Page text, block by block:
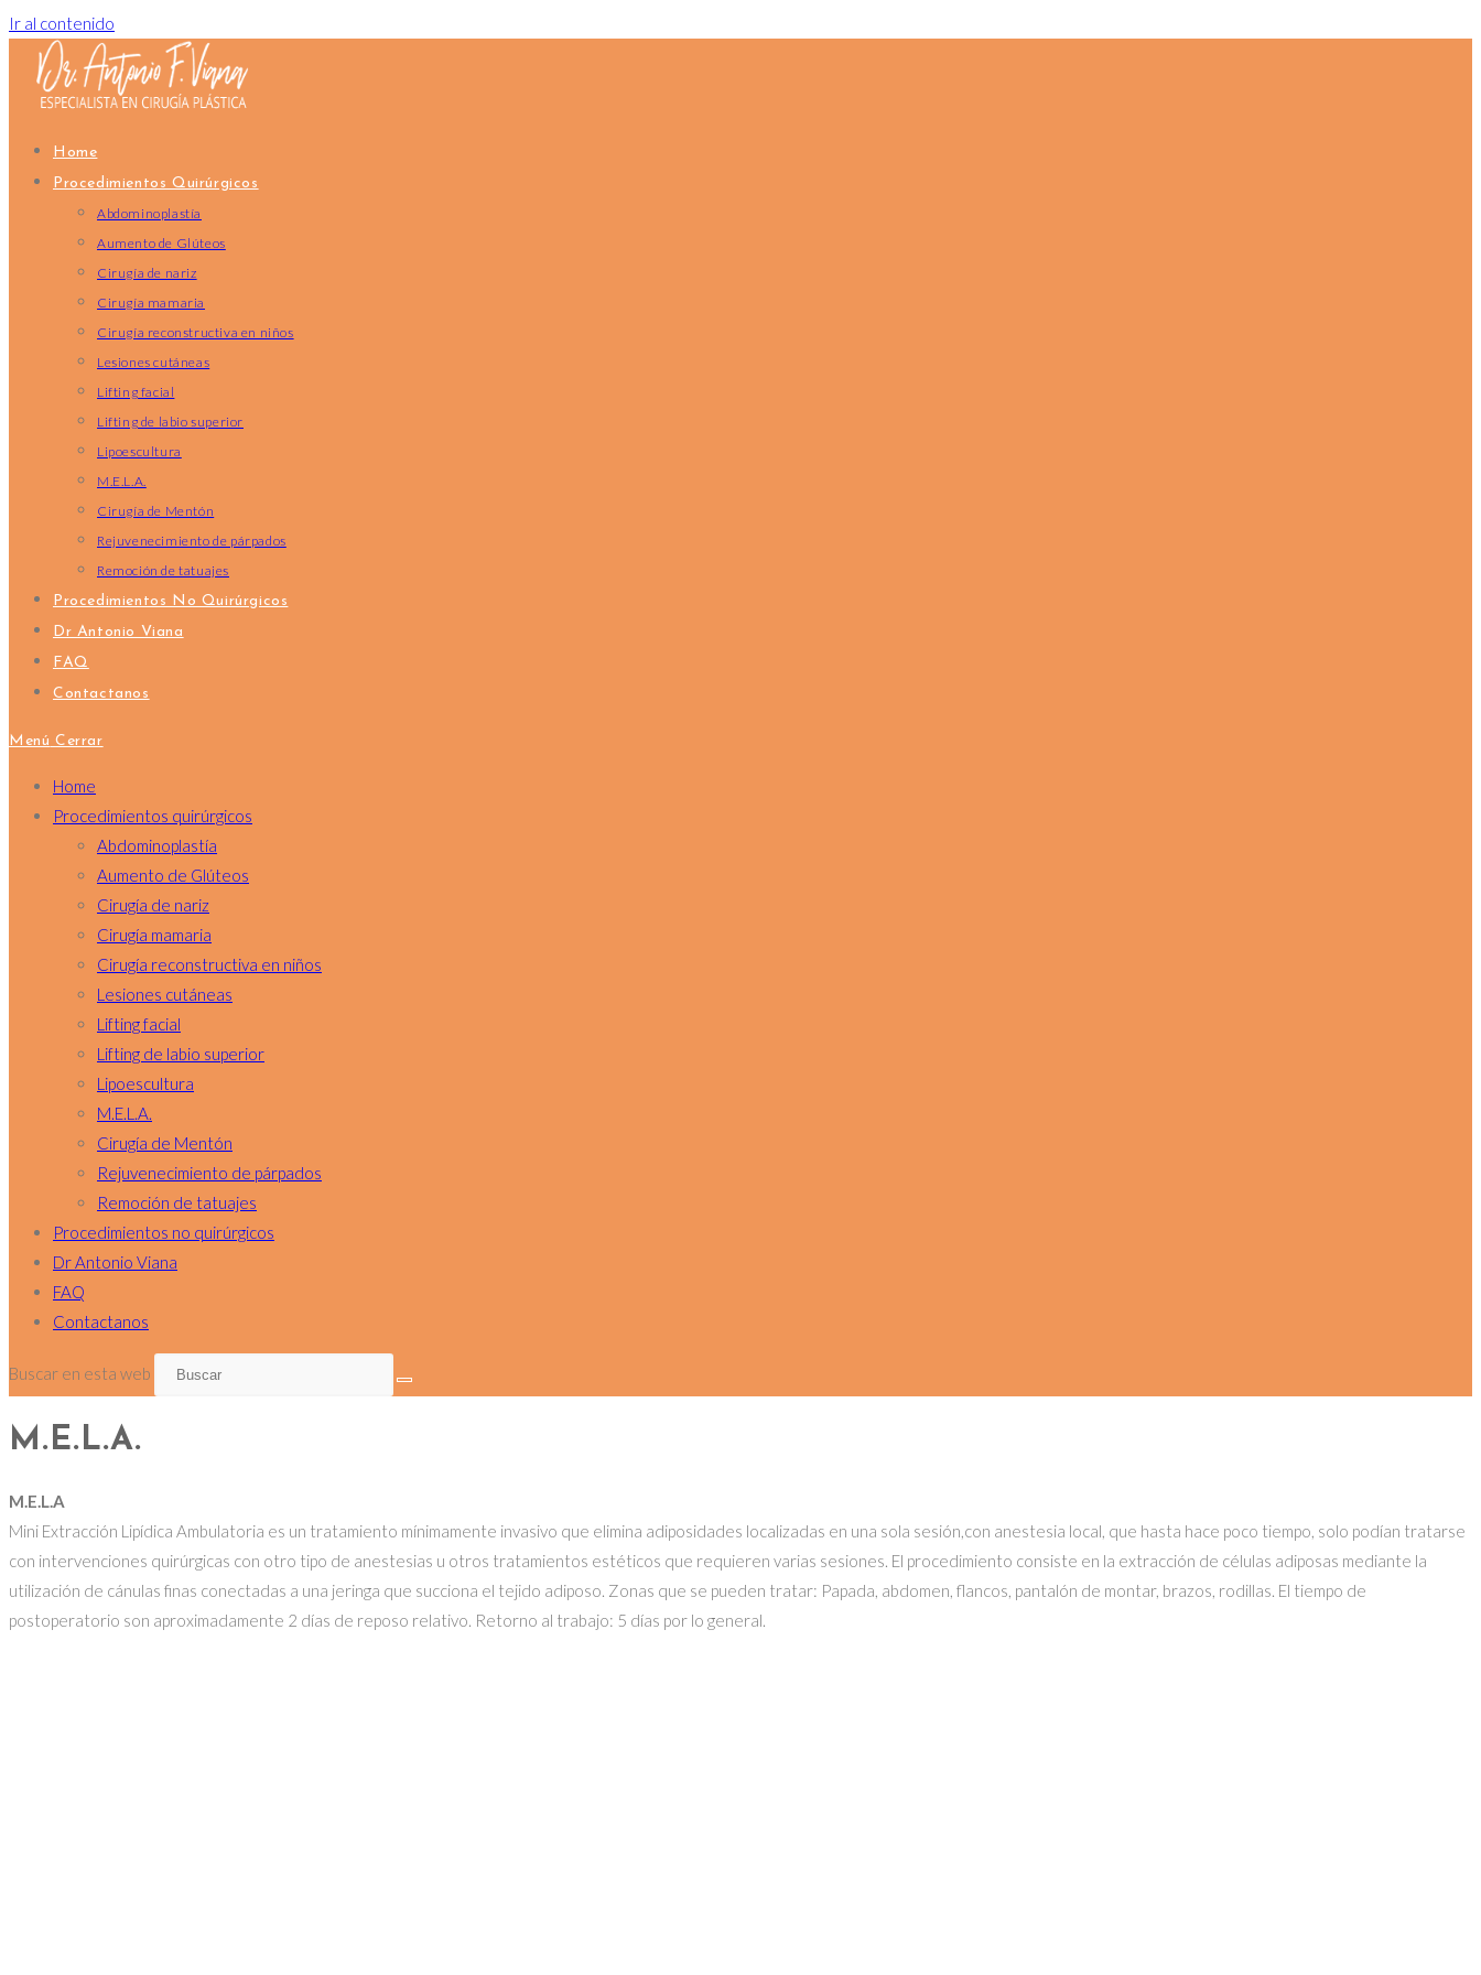
Ir al contenido
Home
Procedimientos Quirúrgicos
Abdominoplastía
Aumento de Glúteos
Cirugía de nariz
Cirugía mamaria
Cirugía reconstructiva en niños
Lesiones cutáneas
Lifting facial
Lifting de labio superior
Lipoescultura
M.E.L.A.
Cirugía de Mentón
Rejuvenecimiento de párpados
Remoción de tatuajes
Procedimientos No Quirúrgicos
Dr Antonio Viana
FAQ
Contactanos
Menú Cerrar
Home
Procedimientos quirúrgicos
Abdominoplastía
Aumento de Glúteos
Cirugía de nariz
Cirugía mamaria
Cirugía reconstructiva en niños
Lesiones cutáneas
Lifting facial
Lifting de labio superior
Lipoescultura
M.E.L.A.
Cirugía de Mentón
Rejuvenecimiento de párpados
Remoción de tatuajes
Procedimientos no quirúrgicos
Dr Antonio Viana
FAQ
Contactanos
Buscar en esta web
M.E.L.A.
M.E.L.A
Mini Extracción Lipídica Ambulatoria es un tratamiento mínimamente invasivo que elimina adiposidades localizadas en una sola sesión,con anestesia local, que hasta hace poco tiempo, solo podían tratarse
con intervenciones quirúrgicas con otro tipo de anestesias u otros tratamientos estéticos que requieren varias sesiones. El procedimiento consiste en la extracción de células adiposas mediante la
utilización de cánulas finas conectadas a una jeringa que succiona el tejido adiposo. Zonas que se pueden tratar: Papada, abdomen, flancos, pantalón de montar, brazos, rodillas. El tiempo de
postoperatorio son aproximadamente 2 días de reposo relativo. Retorno al trabajo: 5 días por lo general.